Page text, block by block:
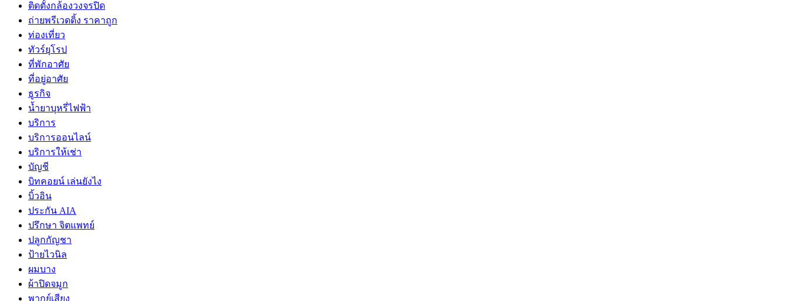
ติดตั้งกล้องวงจรปิด
ถ่ายพรีเวดดิ้ง ราคาถูก
ท่องเที่ยว
ทัวร์ยุโรป
ที่พักอาศัย
ที่อยู่อาศัย
ธูรกิจ
น้ำยาบุหรี่ไฟฟ้า
บริการ
บริการออนไลน์
บริการให้เช่า
บัญชี
บิทคอยน์ เล่นยังไง
บิ้วอิน
ประกัน AIA
ปรึกษา จิตแพทย์
ปลูกกัญชา
ป้ายไวนิล
ผมบาง
ผ้าปิดจมูก
พากย์เสียง